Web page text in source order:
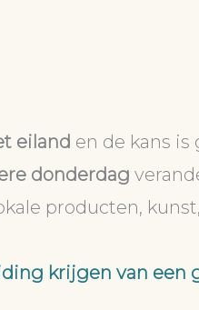
eiland en de kans is
donderdag
producten,
krijgen van een